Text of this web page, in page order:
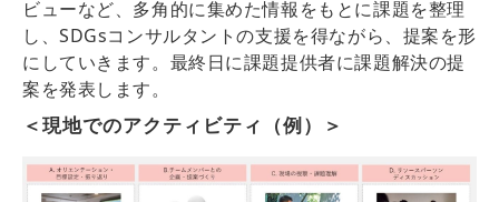
ビューなど、多角的に集めた情報をもとに課題を整理
し、SDGsコンサルタントの支援を得ながら、提案を形
にしていきます。最終日に課題提供者に課題解決の提
案を発表します。
＜現地でのアクティビティ（例）＞